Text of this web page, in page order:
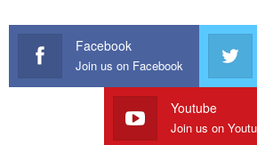
Facebook
Join us on Facebook
Youtube
Join us on